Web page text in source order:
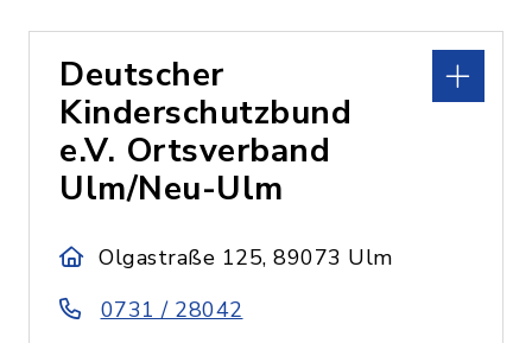
Deutscher
Kinderschutzbund
e.V. Ortsverband
Ulm/Neu-Ulm
Olgastraße 125, 89073 Ulm
0731 / 28042